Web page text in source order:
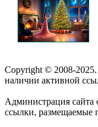
Copyright © 2008-
наличии активной
Администрация сайта
ссылки, размещаемые